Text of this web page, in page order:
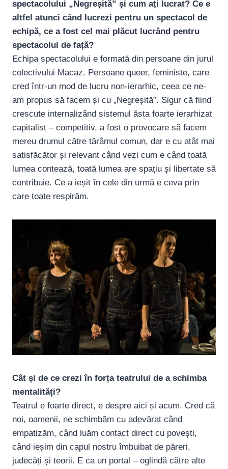
spectacolului „Negreșită” și cum ați lucrat? Ce e
altfel atunci când lucrezi pentru un spectacol de
echipă, ce a fost cel mai plăcut lucrând pentru
spectacolul de față?
Echipa spectacolului e formată din persoane din jurul
colectivului Macaz. Persoane queer, feministe, care
cred într-un mod de lucru non-ierarhic, ceea ce ne-
am propus să facem și cu „Negreșită”. Sigur că fiind
crescute internalizând sistemul ăsta foarte ierarhizat
capitalist – competitiv, a fost o provocare să facem
mereu drumul către tărâmul comun, dar e cu atât mai
satisfăcător și relevant când vezi cum e când toată
lumea contează, toată lumea are spațiu și libertate să
contribuie. Ce a ieșit în cele din urmă e ceva prin
care toate respirăm.
Cât și de ce crezi în forța teatrului de a schimba
mentalități?
Teatrul e foarte direct, e despre aici și acum. Cred că
noi, oamenii, ne schimbăm cu adevărat când
empatizăm, când luăm contact direct cu povești,
când ieșim din capul nostru îmbuibat de păreri,
judecăți și teorii. E ca un portal – oglindă către alte